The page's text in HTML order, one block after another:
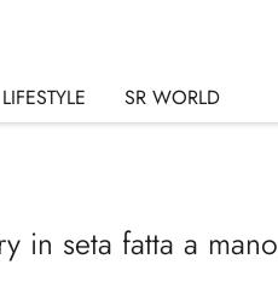
LIFESTYLE SR WORLD
in seta fatta a mano